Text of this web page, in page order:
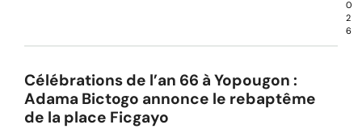
0
2
6
Célébrations de l’an 66 à Yopougon :
Adama Bictogo annonce le rebaptême
de la place Ficgayo